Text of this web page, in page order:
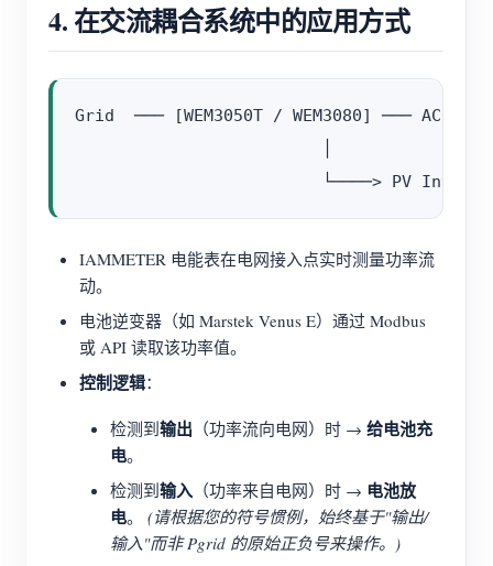
4. 在交流耦合系统中的应用方式
Grid  ─── [WEM3050T / WEM3080] ─── AC Bus
IAMMETER 电能表在电网接入点实时测量功率流
动。
电池逆变器（如 Marstek Venus E）通过 Modbus
或 API 读取该功率值。
控制逻辑：
检测到输出 （功率流向电网）时 → 给电池充
电。
检测到输入 （功率来自电网）时 → 电池放
电。 (请根据您的符号惯例，始终基于"输出/
输入"而非 Pgrid 的原始正负号来操作。)